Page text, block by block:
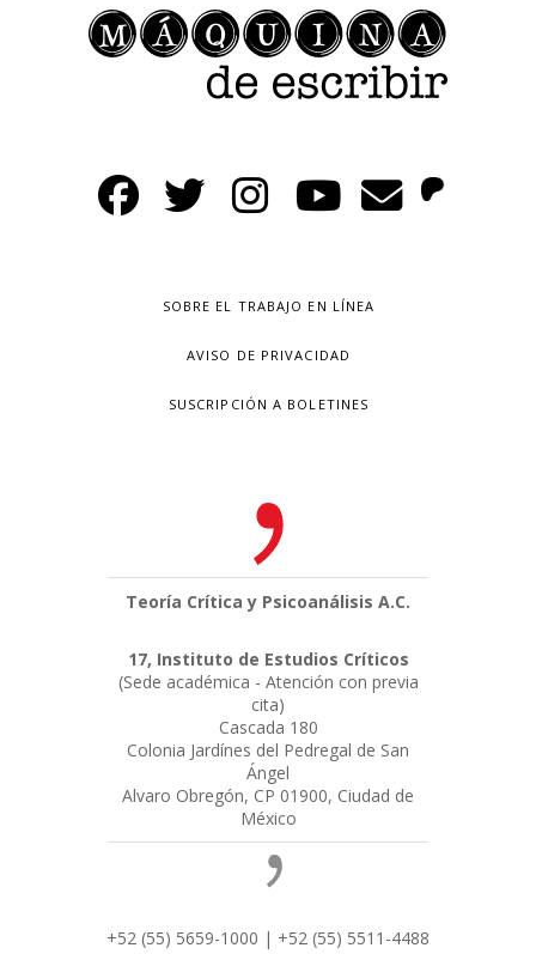
SOBRE EL TRABAJO EN LÍNEA
AVISO DE PRIVACIDAD
SUSCRIPCIÓN A BOLETINES
Teoría Crítica y Psicoanálisis A.C.
17, Instituto de Estudios Críticos
(Sede académica - Atención con previa
cita)
Cascada 180
Colonia Jardínes del Pedregal de San
Ángel
Alvaro Obregón, CP 01900, Ciudad de
México
+52 (55) 5659-1000 | +52 (55) 5511-4488